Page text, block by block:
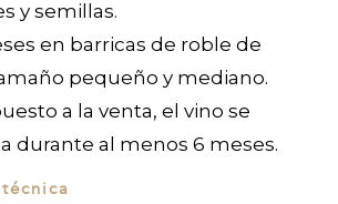
y semillas.
en barricas de roble de
pequeño y mediano.
a la venta, el vino se
durante al menos 6 meses.